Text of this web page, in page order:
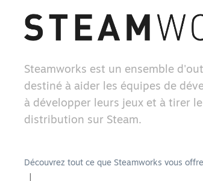
Steamworks est un ensemble
destiné à aider les équipes de
à développer leurs jeux et à tirer
distribution sur Steam.
Découvrez tout ce que Steamworks vous offre